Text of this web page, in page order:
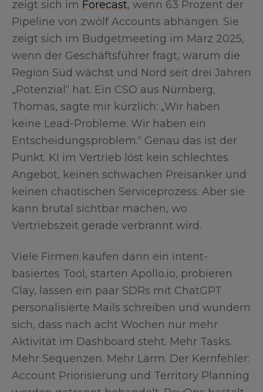
zeigt sich im Forecast, wenn 63 Prozent der
Pipeline von zwölf Accounts abhängen. Sie
zeigt sich im Budgetmeeting im März 2025,
wenn der Geschäftsführer fragt, warum die
Region Süd wächst und Nord seit drei Jahren
„Potenzial“ hat. Ein CSO aus Nürnberg,
Thomas, sagte mir kürzlich: „Wir haben
keine Lead-Probleme. Wir haben ein
Entscheidungsproblem.“ Genau das ist der
Punkt. KI im Vertrieb löst kein schlechtes
Angebot, keinen schwachen Preisanker und
keinen chaotischen Serviceprozess. Aber sie
kann brutal sichtbar machen, wo
Vertriebszeit gerade verbrannt wird.
Viele Firmen kaufen dann ein intent-
basiertes Tool, starten Apollo.io, probieren
Clay, lassen ein paar SDRs mit ChatGPT
personalisierte Mails schreiben und wundern
sich, dass nach acht Wochen nur mehr
Aktivität im Dashboard steht. Mehr Tasks.
Mehr Sequenzen. Mehr Lärm. Der Kernfehler:
Account Priorisierung und Territory Planning